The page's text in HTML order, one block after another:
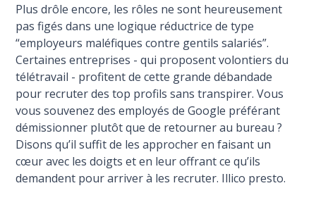
Plus drôle encore, les rôles ne sont heureusement
pas figés dans une logique réductrice de type
“employeurs maléfiques contre gentils salariés”.
Certaines entreprises - qui proposent volontiers du
télétravail - profitent de cette grande débandade
pour recruter des top profils sans transpirer. Vous
vous souvenez des employés de Google préférant
démissionner plutôt que de retourner au bureau ?
Disons qu’il suffit de les approcher en faisant un
cœur avec les doigts et en leur offrant ce qu’ils
demandent pour arriver à les recruter. Illico presto.